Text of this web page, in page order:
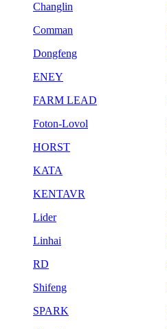
Changlin
Comman
Dongfeng
ENEY
FARM LEAD
Foton-Lovol
HORST
KATA
KENTAVR
Lider
Linhai
RD
Shifeng
SPARK